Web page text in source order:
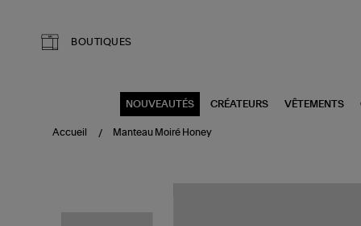
BOUTIQUES
NOUVEAUTÉS CRÉATEURS VÊTEMENTS
Accueil Manteau Moiré Honey